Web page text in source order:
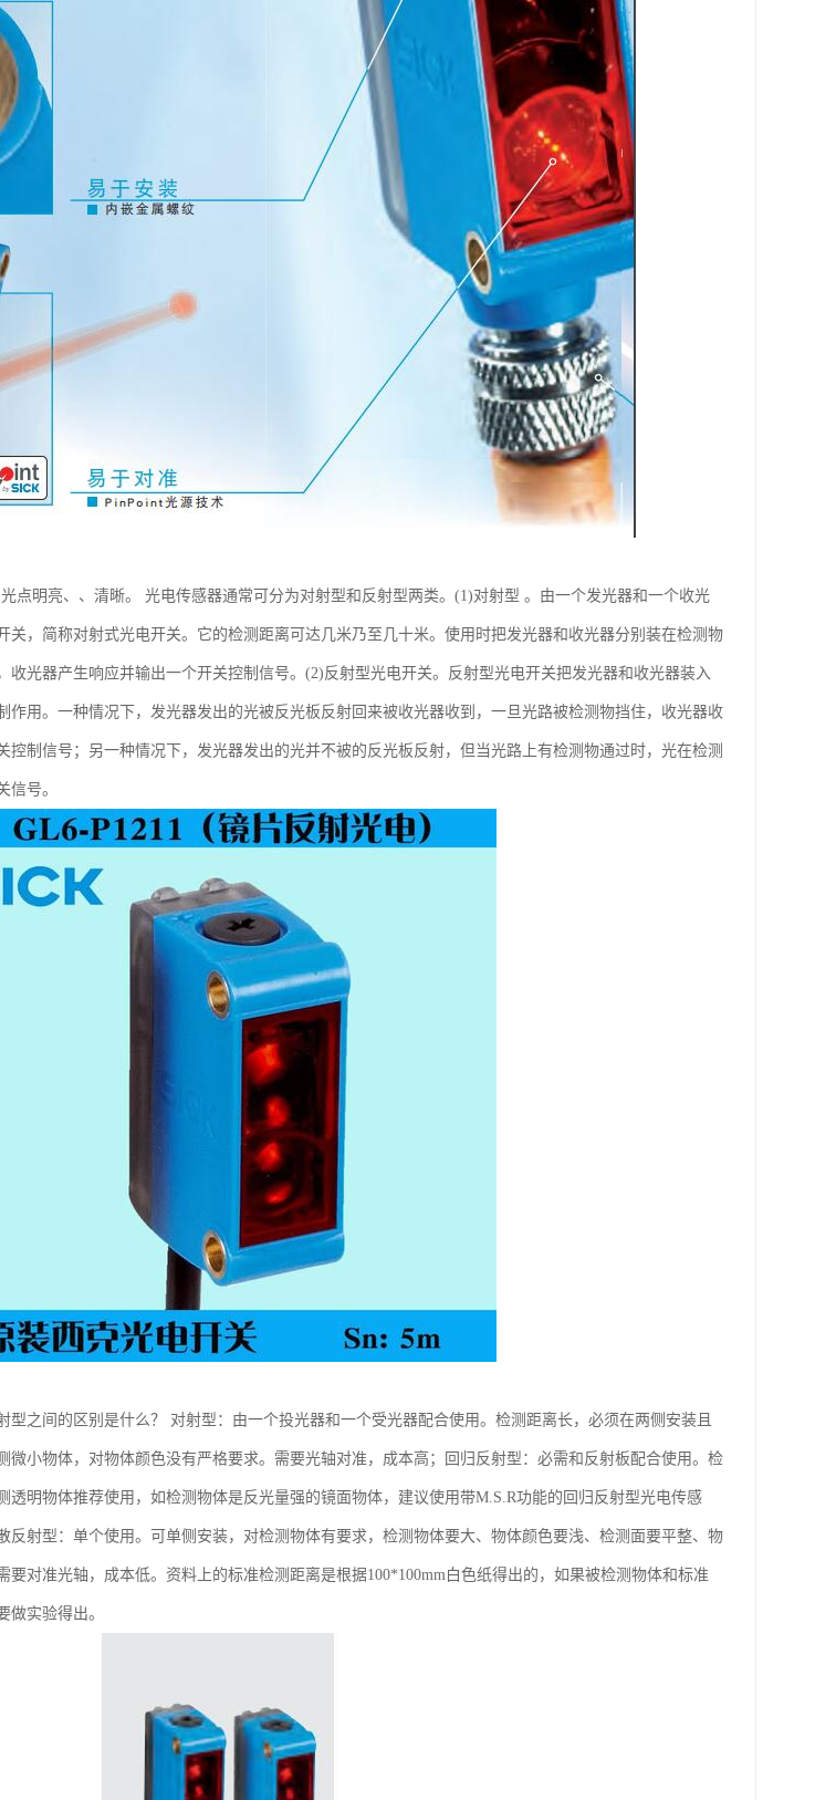
点明亮、、清晰。 光电传感器通常可分为对射型和反射型两类。(1)对射型 。由一个发光器和一个收光
关，简称对射式光电开关。它的检测距离可达几米乃至几十米。使用时把发光器和收光器分别装在检测物
收光器产生响应并输出一个开关控制信号。(2)反射型光电开关。反射型光电开关把发光器和收光器装入
作用。一种情况下，发光器发出的光被反光板反射回来被收光器收到，一旦光路被检测物挡住，收光器收
控制信号；另一种情况下，发光器发出的光并不被的反光板反射，但当光路上有检测物通过时，光在检测
信号。
型之间的区别是什么？ 对射型：由一个投光器和一个受光器配合使用。检测距离长，必须在两侧安装且
微小物体，对物体颜色没有严格要求。需要光轴对准，成本高；回归反射型：必需和反射板配合使用。检
透明物体推荐使用，如检测物体是反光量强的镜面物体，建议使用带M.S.R功能的回归反射型光电传感
反射型：单个使用。可单侧安装，对检测物体有要求，检测物体要大、物体颜色要浅、检测面要平整、物
对准光轴，成本低。资料上的标准检测距离是根据100*100mm白色纸得出的，如果被检测物体和标准
做实验得出。